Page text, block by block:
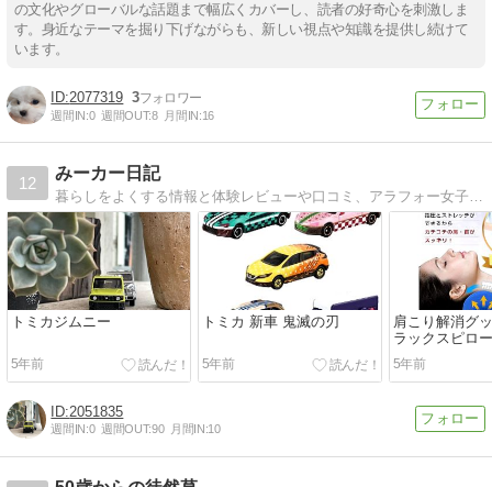
の文化やグローバルな話題まで幅広くカバーし、読者の好奇心を刺激しま
す。身近なテーマを掘り下げながらも、新しい視点や知識を提供し続けて
います。
2077319 3
週間IN:0 週間OUT:8 月間IN:16
12
みーカー日記
トミカジムニー
5年前
トミカ 新車 鬼滅の刃
5年前
肩こり解消グ
ラックスピロー
5年前
2051835
週間IN:0 週間OUT:90 月間IN:10